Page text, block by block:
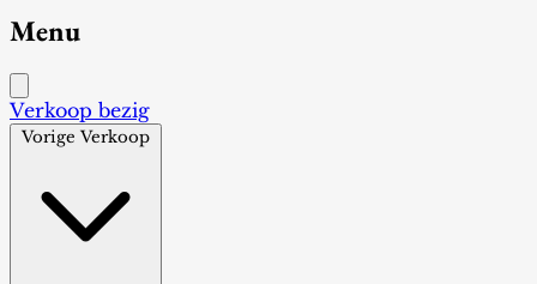
Menu
Verkoop bezig
Vorige Verkoop